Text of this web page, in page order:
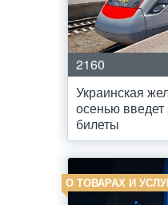
2160
Украинская
осенью
билеты
О ТОВАРАХ И